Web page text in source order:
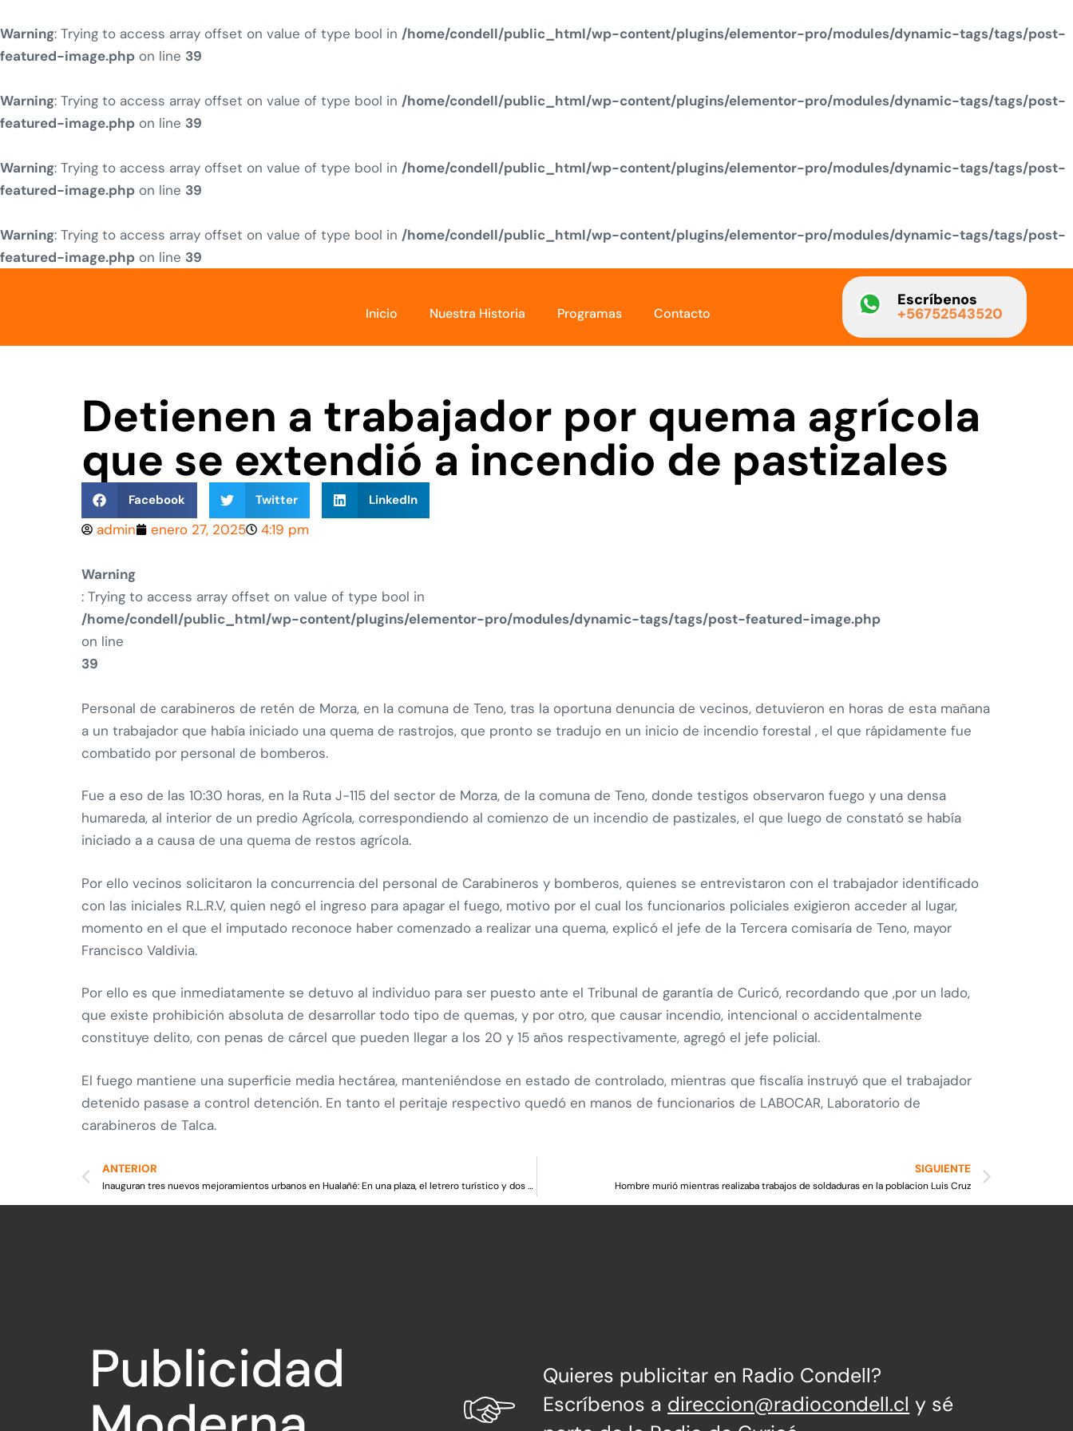
Warning: Trying to access array offset on value of type bool in /home/condell/public_html/wp-content/plugins/elementor-pro/modules/dynamic-tags/tags/post-
featured-image.php on line 39
Warning: Trying to access array offset on value of type bool in /home/condell/public_html/wp-content/plugins/elementor-pro/modules/dynamic-tags/tags/post-
featured-image.php on line 39
Warning: Trying to access array offset on value of type bool in /home/condell/public_html/wp-content/plugins/elementor-pro/modules/dynamic-tags/tags/post-
featured-image.php on line 39
Warning: Trying to access array offset on value of type bool in /home/condell/public_html/wp-content/plugins/elementor-pro/modules/dynamic-tags/tags/post-
featured-image.php on line 39
Inicio Nuestra Historia Programas Contacto
Escríbenos
+56752543520
Detienen a trabajador por quema agrícola
que se extendió a incendio de pastizales
Facebook Twitter LinkedIn
admin enero 27, 2025 4:19 pm
Warning
: Trying to access array offset on value of type bool in
/home/condell/public_html/wp-content/plugins/elementor-pro/modules/dynamic-tags/tags/post-featured-image.php
on line
39
Personal de carabineros de retén de Morza, en la comuna de Teno, tras la oportuna denuncia de vecinos, detuvieron en horas de esta mañana
a un trabajador que había iniciado una quema de rastrojos, que pronto se tradujo en un inicio de incendio forestal , el que rápidamente fue
combatido por personal de bomberos.
Fue a eso de las 10:30 horas, en la Ruta J-115 del sector de Morza, de la comuna de Teno, donde testigos observaron fuego y una densa
humareda, al interior de un predio Agrícola, correspondiendo al comienzo de un incendio de pastizales, el que luego de constató se había
iniciado a a causa de una quema de restos agrícola.
Por ello vecinos solicitaron la concurrencia del personal de Carabineros y bomberos, quienes se entrevistaron con el trabajador identificado
con las iniciales R.L.R.V, quien negó el ingreso para apagar el fuego, motivo por el cual los funcionarios policiales exigieron acceder al lugar,
momento en el que el imputado reconoce haber comenzado a realizar una quema, explicó el jefe de la Tercera comisaría de Teno, mayor
Francisco Valdivia.
Por ello es que inmediatamente se detuvo al individuo para ser puesto ante el Tribunal de garantía de Curicó, recordando que ,por un lado,
que existe prohibición absoluta de desarrollar todo tipo de quemas, y por otro, que causar incendio, intencional o accidentalmente
constituye delito, con penas de cárcel que pueden llegar a los 20 y 15 años respectivamente, agregó el jefe policial.
El fuego mantiene una superficie media hectárea, manteniéndose en estado de controlado, mientras que fiscalía instruyó que el trabajador
detenido pasase a control detención. En tanto el peritaje respectivo quedó en manos de funcionarios de LABOCAR, Laboratorio de
carabineros de Talca.
ANTERIOR
Inauguran tres nuevos mejoramientos urbanos en Hualañé: En una plaza, el letrero turístico y dos canchas
SIGUIENTE
Hombre murió mientras realizaba trabajos de soldaduras en la poblacion Luis Cruz
Publicidad
Quieres publicitar en Radio Condell?
Escríbenos a direccion@radiocondell.cl y sé